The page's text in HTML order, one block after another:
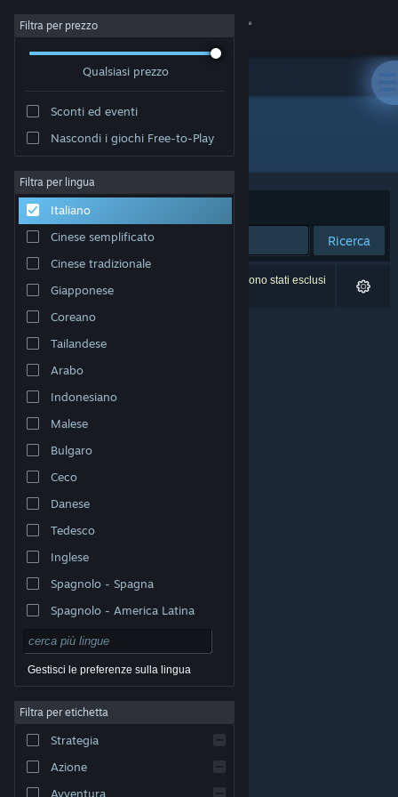
Accedi
Informazioni
Assistenza
Cambia la lingua
Ottieni l'app mobile di Steam
Visualizza il sito web per desktop
appartengono ai rispettivi proprietari negli Stati Uniti e
legali|
Steam| Rimborsi|
Filtra per prezzo
Qualsiasi prezzo
Sconti ed eventi
Nascondi i giochi Free-to-Play
Filtra per lingua
Italiano
Cinese semplificato
Cinese tradizionale
Giapponese
Coreano
Tailandese
Arabo
Indonesiano
Malese
Bulgaro
Ceco
Danese
Tedesco
Inglese
Spagnolo - Spagna
Spagnolo - America Latina
Gestisci le preferenze sulla lingua
Filtra per etichetta
Strategia
Azione
Avventura
Sviluppatore: Xatrix Entertainment
Ordina per Rilevanza
Ricerca
0 risultati corrispondono alla tua ricerca. 7 titoli sono stati esclusi
in base alle tue preferenze.